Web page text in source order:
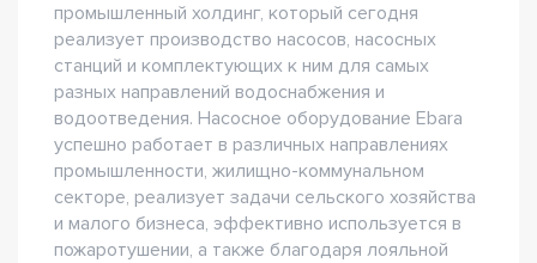
промышленный холдинг, который сегодня
реализует производство насосов, насосных
станций и комплектующих к ним для самых
разных направлений водоснабжения и
водоотведения. Насосное оборудование Ebara
успешно работает в различных направлениях
промышленности, жилищно-коммунальном
секторе, реализует задачи сельского хозяйства
и малого бизнеса, эффективно используется в
пожаротушении, а также благодаря лояльной